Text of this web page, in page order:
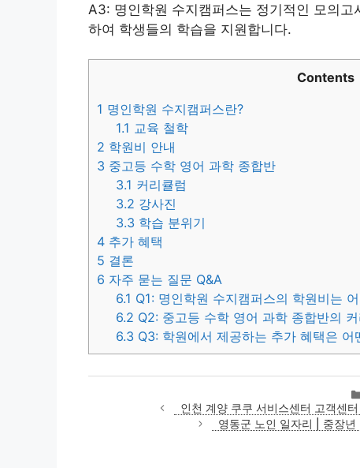
A3: 명인학원 수지캠퍼스는 정기적인 모의
하여 학생들의 학습을 지원합니다.
Contents
1 명인학원 수지캠퍼스란?
1.1 교육 철학
2 학원비 안내
3 중고등 수학 영어 과학 종합반
3.1 커리큘럼
3.2 강사진
3.3 학습 분위기
4 추가 혜택
5 결론
6 자주 묻는 질문 Q&A
6.1 Q1: 명인학원 수지캠퍼스의 학원비는
6.2 Q2: 중고등 수학 영어 과학 종합반의
6.3 Q3: 학원에서 제공하는 추가 혜택은 어
인천 계양 쿠쿠 서비스센터 고객센
영동군 노인 일자리 | 중장